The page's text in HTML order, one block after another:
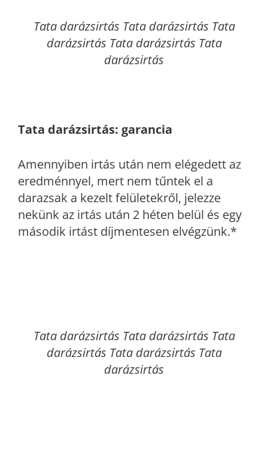
Tatadarázsirtás Tata darázsirtás Tata
darázsirtás Tata darázsirtás Tata
darázsirtás
Tata darázsirtás: garancia
Amennyiben irtás után nem elégedett az
eredménnyel, mert nem tűntek el a
darazsak a kezelt felületekről, jelezze
nekünk az irtás után 2 héten belül és egy
második irtást díjmentesen elvégzünk.*
Tatadarázsirtás Tata darázsirtás Tata
darázsirtás Tata darázsirtás Tata
darázsirtás